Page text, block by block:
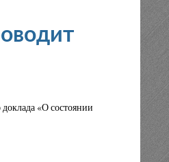
«О состоянии